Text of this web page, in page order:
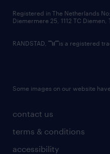
contact us
terms & conditions
accessibility
Registered in The Netherlands
Diemermere 25, 1112 TC Diemen,
RANDSTAD, is a registered
Some images on our website